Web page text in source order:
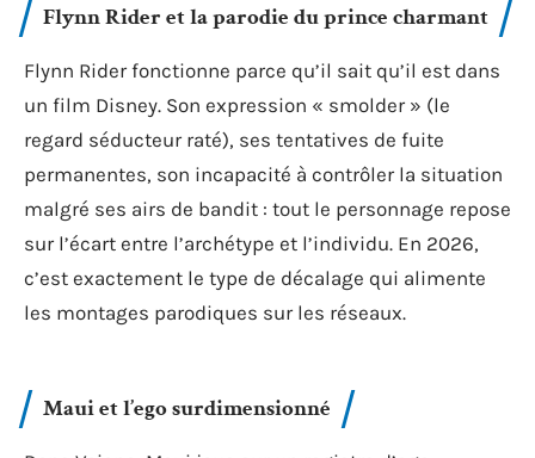
Flynn Rider et la parodie du prince charmant
Flynn Rider fonctionne parce qu’il sait qu’il est dans
un film Disney. Son expression « smolder » (le
regard séducteur raté), ses tentatives de fuite
permanentes, son incapacité à contrôler la situation
malgré ses airs de bandit : tout le personnage repose
sur l’écart entre l’archétype et l’individu. En 2026,
c’est exactement le type de décalage qui alimente
les montages parodiques sur les réseaux.
Maui et l’ego surdimensionné